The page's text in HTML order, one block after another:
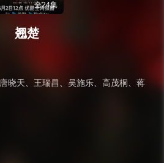
全24集
翘楚
唐晓天 王瑞昌 吴施乐 高茂桐
蒋